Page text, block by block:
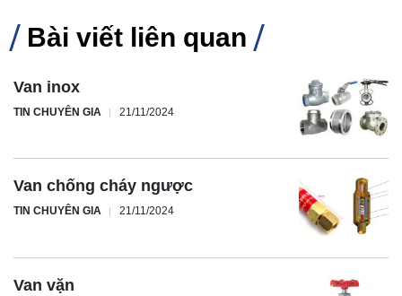
Bài viết liên quan
Van inox
TIN CHUYÊN GIA 21/11/2024
Van chống cháy ngược
TIN CHUYÊN GIA 21/11/2024
Van vặn